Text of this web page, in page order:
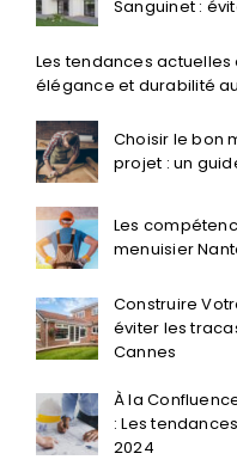
Sanguinet :
Les tendances
élégance et durabilité
Choisir le bon
projet : un
Les
menuisier
Construire
éviter les
Cannes
À la
: Les
2024